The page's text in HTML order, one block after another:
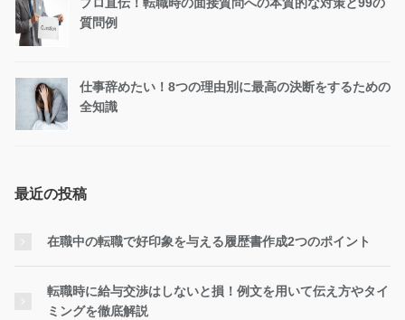
質問例
仕事辞めたい！8つの理由別に最高の決断をするための
全知識
最近の投稿
在職中の転職で好印象を与える履歴書作成2つのポイント
転職時に給与交渉はしないと損！例文を用いて伝え方やタイ
ミングを徹底解説